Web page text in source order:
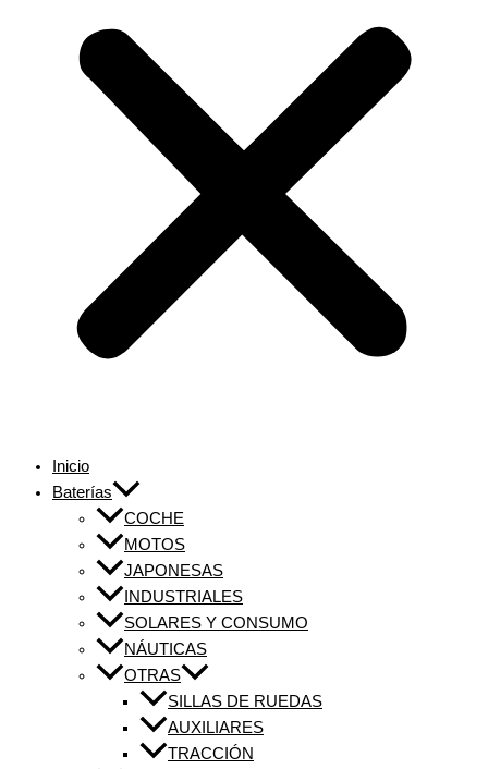
Inicio
Baterías
COCHE
MOTOS
JAPONESAS
INDUSTRIALES
SOLARES Y CONSUMO
NÁUTICAS
OTRAS
SILLAS DE RUEDAS
AUXILIARES
TRACCIÓN